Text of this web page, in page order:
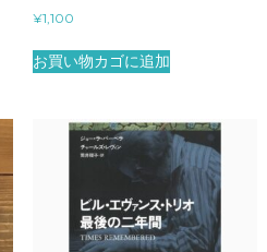
¥1,100
お買い物カゴに追加